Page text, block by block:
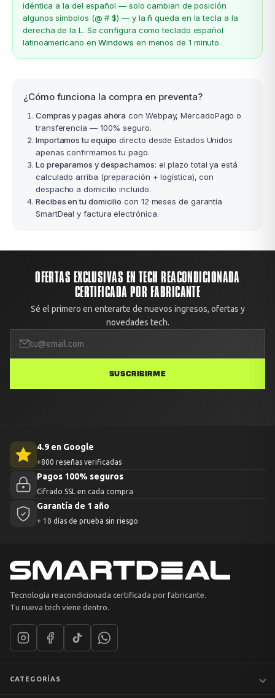
idéntica a la del español — solo cambian de posición
algunos símbolos (@ # $) — y lañ queda en la tecla a la
derecha de la L. Se configura como teclado español
latinoamericano enWindows en menos de 1 minuto.
¿Cómo funciona la compra en preventa?
Compras y pagas ahora con Webpay, MercadoPago o
transferencia — 100% seguro.
Importamos tu equipo directo desde Estados Unidos
apenas confirmamos tu pago.
Lo preparamos y despachamos: el plazo total ya está
calculado arriba (preparación + logística), con
despacho a domicilio incluido.
Recibes en tu domicilio con 12 meses de garantía
SmartDeal y factura electrónica.
OFERTAS EXCLUSIVAS EN TECH REACONDICIONADA
CERTIFICADA POR FABRICANTE
Sé el primero en enterarte de nuevos ingresos, ofertas y
novedades tech.
SUSCRIBIRME
4.9 en Google
+800 reseñas verificadas
Pagos 100% seguros
Cifrado SSL en cada compra
Garantía de 1 año
+ 10 días de prueba sin riesgo
Tecnología reacondicionada certificada por fabricante.
Tu nueva tech viene dentro.
CATEGORÍAS